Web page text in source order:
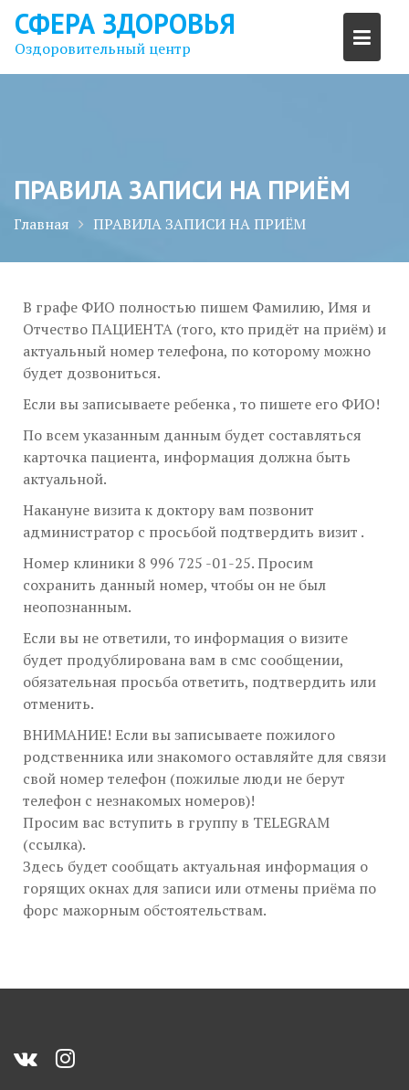
Перейти
содержимому
СФЕРА ЗДОРОВЬЯ
Оздоровительный центр
ПРАВИЛА ЗАПИСИ НА ПРИЁМ
Главная ПРАВИЛА ЗАПИСИ НА ПРИЁМ
В графе ФИО полностью пишем Фамилию, Имя и
Отчество ПАЦИЕНТА (того, кто придёт на приём) и
актуальный номер телефона, по которому можно
будет дозвониться.
Если вы записываете ребенка , то пишете его ФИО!
По всем указанным данным будет составляться
карточка пациента, информация должна быть
актуальной.
Накануне визита к доктору вам позвонит
администратор с просьбой подтвердить визит .
Номер клиники 8 996 725 -01-25. Просим
сохранить данный номер, чтобы он не был
неопознанным.
Если вы не ответили, то информация о визите
будет продублирована вам в смс сообщении,
обязательная просьба ответить, подтвердить или
отменить.
ВНИМАНИЕ! Если вы записываете пожилого
родственника или знакомого оставляйте для связи
свой номер телефон (пожилые люди не берут
телефон с незнакомых номеров)!
Просим вас вступить в группу в TELEGRAM
(ссылка).
Здесь будет сообщать актуальная информация о
горящих окнах для записи или отмены приёма по
форс мажорным обстоятельствам.